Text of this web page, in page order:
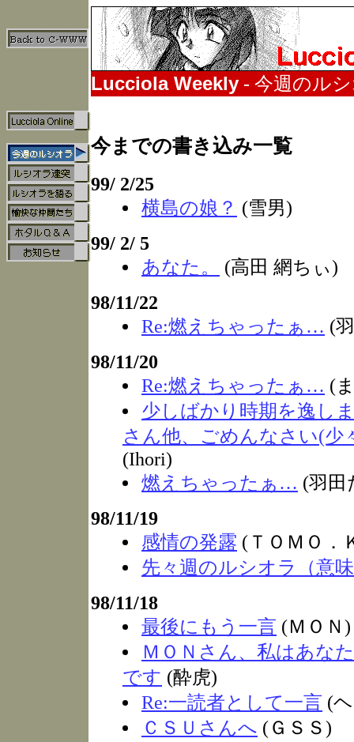
Lucciola Weekly - 今週のル
今までの書き込み一覧
99/ 2/25
横島の娘？ (雪男)
99/ 2/ 5
あなた。
(高田 網ちぃ)
98/11/22
Re:燃えちゃったぁ… (
98/11/20
Re:燃えちゃったぁ… (
少しばかり時期を逸し
さん他、ごめんなさい(少
(Ihori)
燃えちゃったぁ… (羽田
98/11/19
感情の発露 (ＴＯＭＯ．
先々週のルシオラ（意
98/11/18
最後にもう一言 (ＭＯＮ)
ＭＯＮさん、私はあな
です (酔虎)
Re:一読者として一言 (
ＣＳＵさんへ (ＧＳＳ)